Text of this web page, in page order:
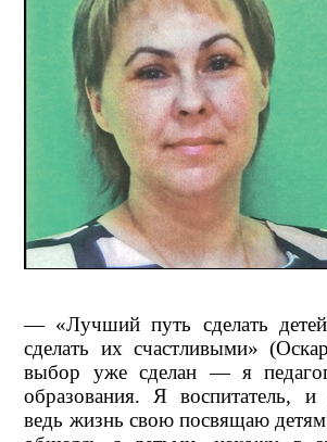
— «Лучший путь сделать
сделать их счастливыми»
выбор уже сделан — я
образования. Я воспитатель,
ведь жизнь свою посвящаю